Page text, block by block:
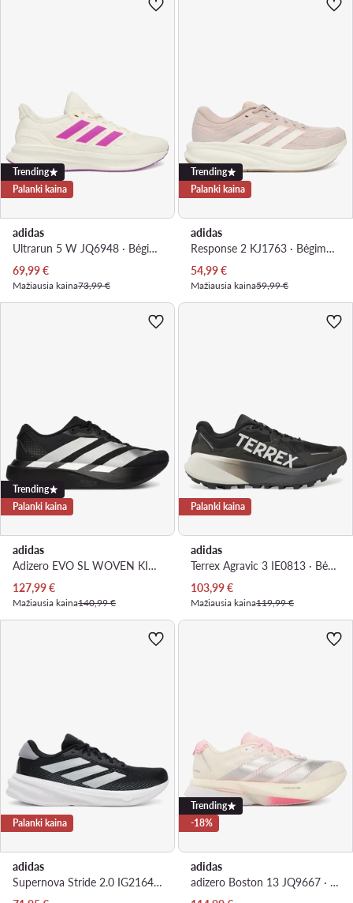
Trending
Palanki kaina
adidas
Ultrarun 5 W JQ6948 · Bėgimo batai
Dabartinė kaina
69,99€
Mažiausia kaina73,99 €
Trending
Palanki kaina
adidas
Response 2 KJ1763 · Bėgimo batai
Dabartinė kaina
54,99€
Mažiausia kaina59,99 €
Trending
Palanki kaina
adidas
Adizero EVO SL WOVEN KI6929 · Bėgimo batai
Dabartinė kaina
127,99€
Mažiausia kaina140,99 €
Palanki kaina
adidas
Terrex Agravic 3 IE0813 · Bėgimo batai
Dabartinė kaina
103,99€
Mažiausia kaina119,99 €
Palanki kaina
adidas
Supernova Stride 2.0 IG2164 · Bėgimo batai
Trending
-18%
adidas
adizero Boston 13 JQ9667 · Bėgimo batai